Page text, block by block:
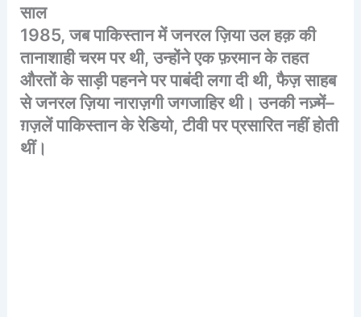
c
e
b
o
o
er
e
st
k
e
dI
n
ar
e
साल
1985,जबपाकिस्तानमेंजनरलज़ियाउलहक़की
तानाशाहीचरमपर थी,उन्होंनेएकफ़रमानकेतहत
औरतोंकेसाड़ीपहननेपरपाबंदीलगादी थी,फैज़साहब
सेजनरलज़ियानाराज़गीजगजाहिर थी। उनकीनज़्में–
ग़ज़लेंपाकिस्तानकेरेडियो,टीवीपरप्रसारितनहींहोती
थीं।